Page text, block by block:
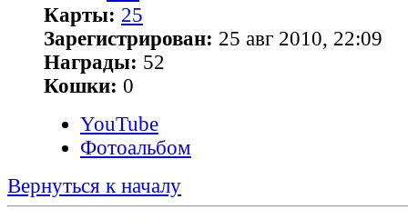
Карты: 25
Зарегистрирован: 25 авг 2010, 22:09
Награды: 52
Кошки: 0
YouTube
Фотоальбом
Вернуться к началу